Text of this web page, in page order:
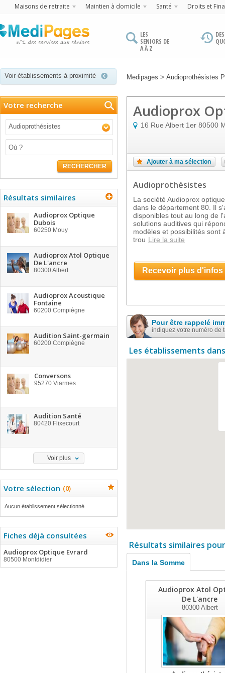
Maisons de retraite Maintien à domicile Santé Droits et
LES
SENIORS DE
A À Z
Voir établissements à proximité Medipages > Audioprothésistes
Votre recherche
Audioprothésistes
RECHERCHER
Résultats similaires
Audioprox Optique
Dubois
60250 Mouy
Audioprox Atol Optique
De L'ancre
80300Albert
Audioprox Acoustique
Fontaine
60200 Compiègne
Audition Saint-germain
60200 Compiègne
Conversons
95270 Viarmes
Audition Santé
80420 Flixecourt
Voir plus
Votre sélection (0)
Aucun établissement sélectionné
Fiches déjà consultées
Audioprox Optique Evrard
80500 Montdidier
Audioprox
16 Rue Albert 1er 80500
Ajouter à ma sélection
Audioprothésistes
La société Audioprox
dans le département 80. Il
disponibles tout au long de
solutions auditives qui
modèles et possibilités sont
trou Lire la suite
Recevoir plus d'infos
Pour être rappelé
indiquez votre numéro de
Les établissements
Résultats similaires
Dans la Somme
Audioprox Atol
De L'ancre
80300Albert